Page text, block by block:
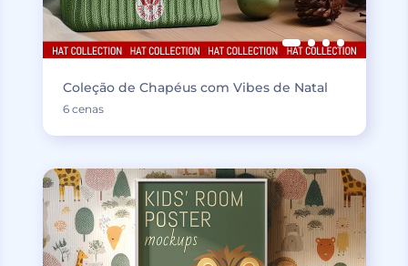
Coleção de Chapéus com Vibes de Natal
6 cenas